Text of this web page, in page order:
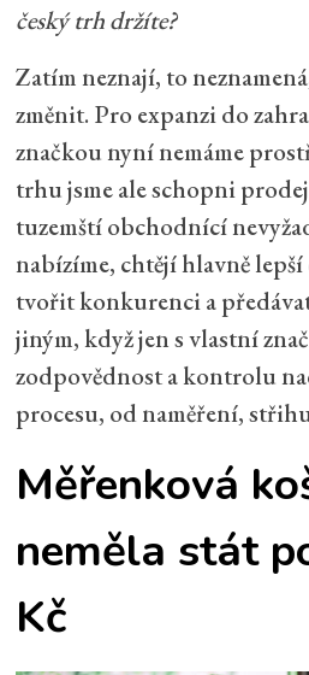
český trh držíte?
Zatím neznají, to
změnit. Pro expanzi do
značkou nyní nemáme
trhu jsme ale schopni
tuzemští obchodnící
nabízíme, chtějí hlavně
tvořit konkurenci a
jiným, když jen s vlastní
zodpovědnost a kontrolu
procesu, od naměření,
Měřenková
neměla stát
Kč